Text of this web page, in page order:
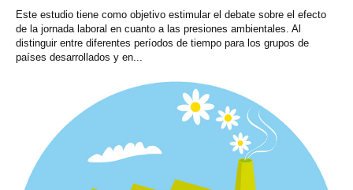
Este estudio tiene como objetivo estimular el debate sobre el efecto
de la jornada laboral en cuanto a las presiones ambientales. Al
distinguir entre diferentes períodos de tiempo para los grupos de
países desarrollados y en...